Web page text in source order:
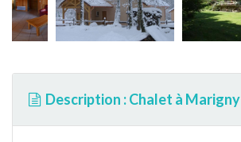
Description : Chalet à Marigny